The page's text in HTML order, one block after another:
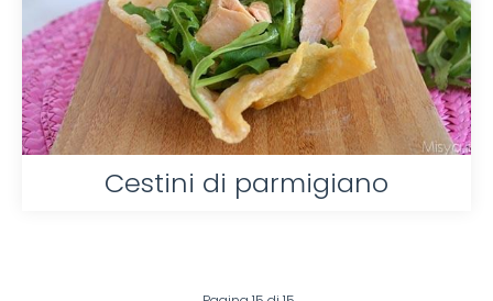
Cestini di parmigiano